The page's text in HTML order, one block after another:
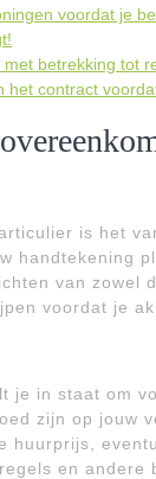
voordat je
betrekking tot
contract
is het
handtekening
van zowel
voordat je
je in staat om
zijn op jouw
en andere